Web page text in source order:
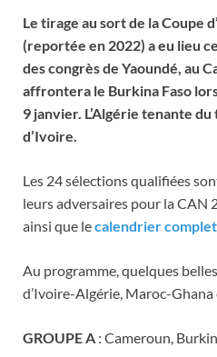
Le tirage au sort de la Coupe
(reportée en 2022) a eu lieu
des congrès de Yaoundé, au
affrontera le Burkina Faso
9 janvier. L’Algérie tenante
d’Ivoire.
Les 24 sélections qualifiées
leurs adversaires pour la CAN
ainsi que lecalendrier complet
Au programme, quelques
d’Ivoire-Algérie, Maroc-
GROUPE A : Cameroun,